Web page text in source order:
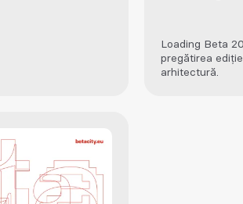
Loading Beta
pregătirea
arhitectură.